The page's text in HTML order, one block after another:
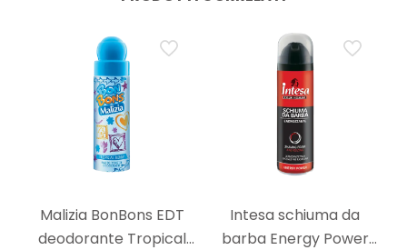
Malizia BonBons EDT
deodorante Tropical
Intesa schiuma da
barba Energy Power